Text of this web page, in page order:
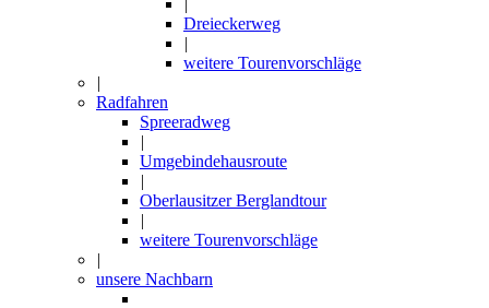
|
Dreieckerweg
|
weitere Tourenvorschläge
|
Radfahren
Spreeradweg
|
Umgebindehausroute
|
Oberlausitzer Berglandtour
|
weitere Tourenvorschläge
|
unsere Nachbarn